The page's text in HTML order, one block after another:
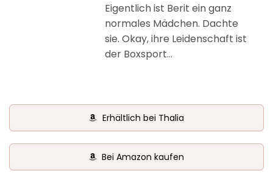
Eigentlich ist Berit ein ganz
normales Mädchen. Dachte
sie. Okay, ihre Leidenschaft ist
der Boxsport…
Erhältlich bei Thalia
Bei Amazon kaufen